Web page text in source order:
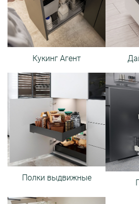
Кукинг Агент
Полки выдвижные